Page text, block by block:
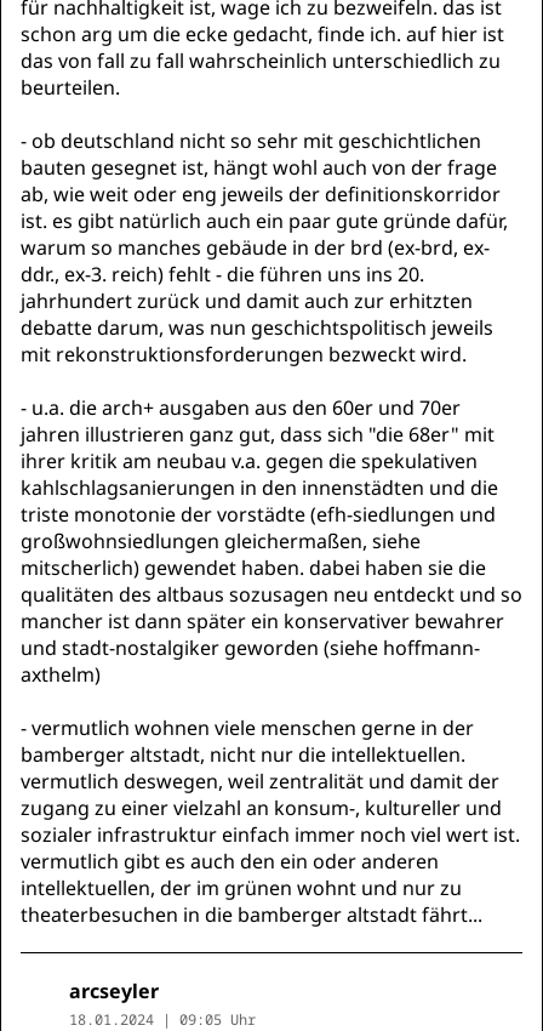
für nachhaltigkeit ist, wage ich zu bezweifeln. das ist
schon arg um die ecke gedacht, finde ich. auf hier ist
das von fall zu fall wahrscheinlich unterschiedlich zu
beurteilen.
- ob deutschland nicht so sehr mit geschichtlichen
bauten gesegnet ist, hängt wohl auch von der frage
ab, wie weit oder eng jeweils der definitionskorridor
ist. es gibt natürlich auch ein paar gute gründe dafür,
warum so manches gebäude in der brd (ex-brd, ex-
ddr., ex-3. reich) fehlt - die führen uns ins 20.
jahrhundert zurück und damit auch zur erhitzten
debatte darum, was nun geschichtspolitisch jeweils
mit rekonstruktionsforderungen bezweckt wird.
- u.a. die arch+ ausgaben aus den 60er und 70er
jahren illustrieren ganz gut, dass sich "die 68er" mit
ihrer kritik am neubau v.a. gegen die spekulativen
kahlschlagsanierungen in den innenstädten und die
triste monotonie der vorstädte (efh-siedlungen und
großwohnsiedlungen gleichermaßen, siehe
mitscherlich) gewendet haben. dabei haben sie die
qualitäten des altbaus sozusagen neu entdeckt und so
mancher ist dann später ein konservativer bewahrer
und stadt-nostalgiker geworden (siehe hoffmann-
axthelm)
- vermutlich wohnen viele menschen gerne in der
bamberger altstadt, nicht nur die intellektuellen.
vermutlich deswegen, weil zentralität und damit der
zugang zu einer vielzahl an konsum-, kultureller und
sozialer infrastruktur einfach immer noch viel wert ist.
vermutlich gibt es auch den ein oder anderen
intellektuellen, der im grünen wohnt und nur zu
theaterbesuchen in die bamberger altstadt fährt...
arcseyler
18.01.2024 | 09:05 Uhr